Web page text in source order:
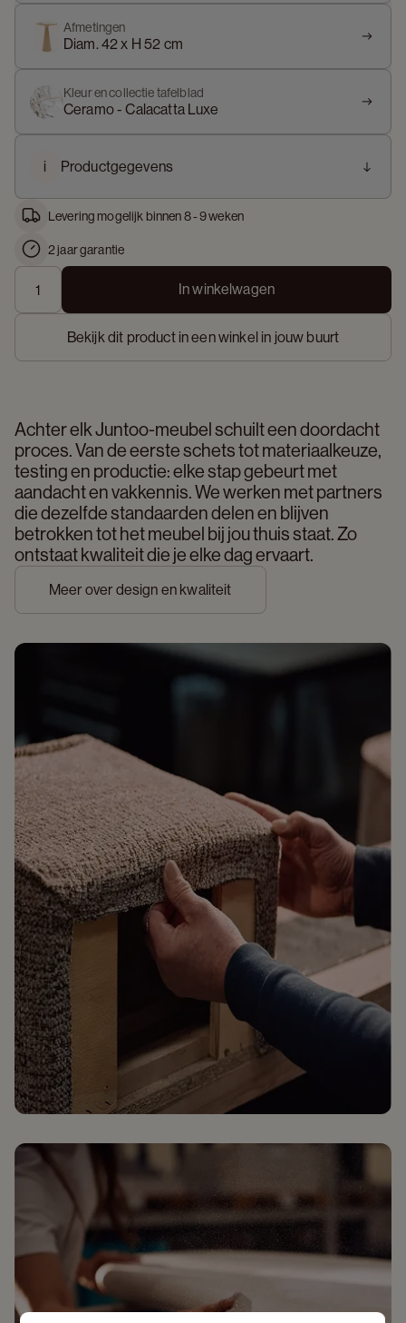
Afmetingen
Diam. 42 x H 52 cm
Kleur en collectie tafelblad
Ceramo - Calacatta Luxe
i Productgegevens
Levering mogelijk binnen 8 - 9 weken
2 jaar garantie
In winkelwagen
Bekijk dit product in een winkel in jouw buurt
Achter elk Juntoo-meubel schuilt een doordacht
proces. Van de eerste schets tot materiaalkeuze,
testing en productie: elke stap gebeurt met
aandacht en vakkennis. We werken met partners
die dezelfde standaarden delen en blijven
betrokken tot het meubel bij jou thuis staat. Zo
ontstaat kwaliteit die je elke dag ervaart.
Meer over design en kwaliteit